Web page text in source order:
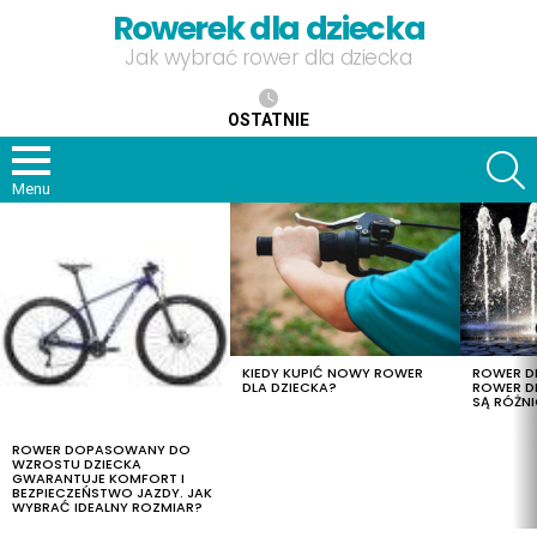
Rowerek dla dziecka
Jak wybrać rower dla dziecka
OSTATNIE
Menu
ROWER DOPASOWANY DO
WZROSTU DZIECKA
GWARANTUJE KOMFORT I
BEZPIECZEŃSTWO JAZDY. JAK
WYBRAĆ IDEALNY ROZMIAR?
KIEDY KUPIĆ NOWY ROWER
DLA DZIECKA?
ROWER
ROWER
SĄ